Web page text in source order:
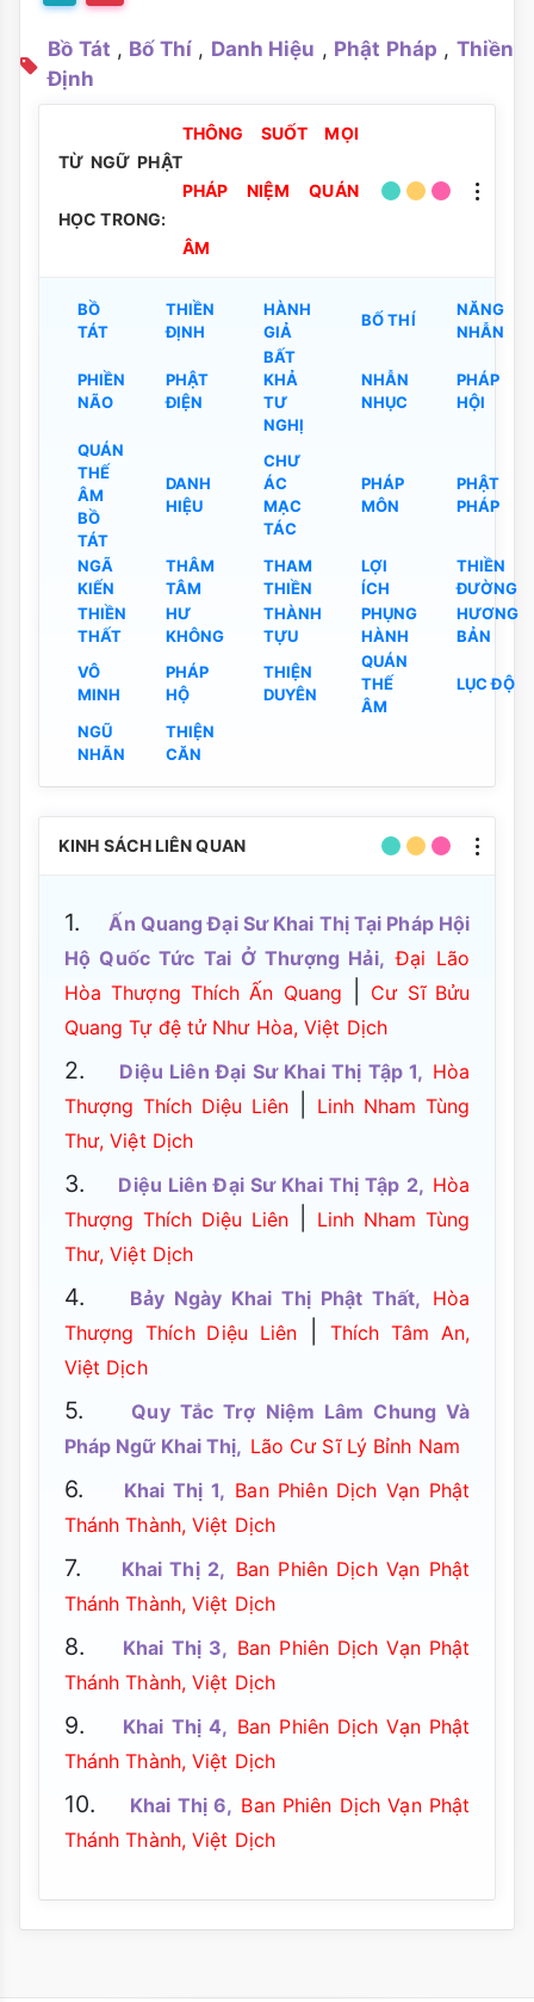
Bồ Tát , Bố Thí , Danh Hiệu , Phật Pháp , Thiền
Định
TỪ NGỮ PHẬT
HỌC TRONG:
THÔNG SUỐT MỌI
PHÁP NIỆM QUÁN
ÂM
BỒ
TÁT
THIỀN
ĐỊNH
HÀNH
GIẢ
BỐ THÍ
NĂNG
NHẪN
PHIỀN
NÃO
PHẬT
ĐIỆN
BẤT
KHẢ
TƯ
NGHỊ
NHẪN
NHỤC
PHÁP
HỘI
QUÁN
THẾ
ÂM
BỒ
TÁT
DANH
HIỆU
CHƯ
ÁC
MẠC
TÁC
PHÁP
MÔN
PHẬT
PHÁP
NGÃ
KIẾN
THÂM
TÂM
THAM
THIỀN
LỢI
ÍCH
THIỀN
ĐƯỜNG
THIỀN
THẤT
HƯ
KHÔNG
THÀNH
TỰU
PHỤNG
HÀNH
HƯƠNG
BẢN
VÔ
MINH
PHÁP
HỘ
THIỆN
DUYÊN
QUÁN
THẾ
ÂM
LỤC ĐỘ
NGŨ
NHÃN
THIỆN
CĂN
KINH SÁCH LIÊN QUAN
1.Ấn Quang Đại Sư Khai Thị Tại Pháp Hội
Hộ Quốc Tức Tai Ở Thượng Hải, Đại Lão
Hòa Thượng Thích Ấn Quang
Cư Sĩ Bửu
Quang Tự đệ tử Như Hòa, Việt Dịch
2. Diệu Liên Đại Sư Khai Thị Tập 1, Hòa
Thượng Thích Diệu Liên
Linh Nham Tùng
Thư, Việt Dịch
3. Diệu Liên Đại Sư Khai Thị Tập 2, Hòa
Thượng Thích Diệu Liên
Linh Nham Tùng
Thư, Việt Dịch
4. Bảy Ngày Khai Thị Phật Thất, Hòa
Thượng Thích Diệu Liên
Thích Tâm An,
Việt Dịch
5.
Quy Tắc Trợ Niệm Lâm Chung Và
Pháp Ngữ Khai Thị, Lão Cư Sĩ Lý Bỉnh Nam
6. Khai Thị 1, Ban Phiên Dịch Vạn Phật
Thánh Thành, Việt Dịch
7. Khai Thị 2, Ban Phiên Dịch Vạn Phật
Thánh Thành, Việt Dịch
8. Khai Thị 3, Ban Phiên Dịch Vạn Phật
Thánh Thành, Việt Dịch
9. Khai Thị 4, Ban Phiên Dịch Vạn Phật
Thánh Thành, Việt Dịch
10. Khai Thị 6, Ban Phiên Dịch Vạn Phật
Thánh Thành, Việt Dịch